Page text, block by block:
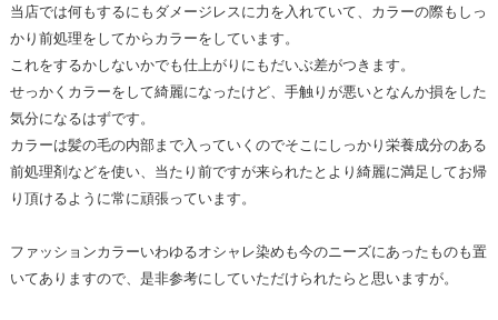
当店では何もするにもダメージレスに力を入れていて、カラーの際もしっ
かり前処理をしてからカラーをしています。
これをするかしないかでも仕上がりにもだいぶ差がつきます。
せっかくカラーをして綺麗になったけど、手触りが悪いとなんか損をした
気分になるはずです。
カラーは髪の毛の内部まで入っていくのでそこにしっかり栄養成分のある
前処理剤などを使い、当たり前ですが来られたとより綺麗に満足してお帰
り頂けるように常に頑張っています。
ファッションカラーいわゆるオシャレ染めも今のニーズにあったものも置
いてありますので、是非参考にしていただけられたらと思いますが。